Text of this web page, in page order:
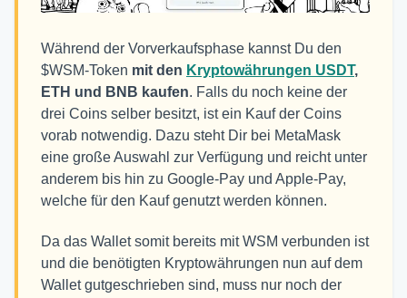
Während der Vorverkaufsphase kannst Du den
$WSM-Token mit den Kryptowährungen USDT,
ETH und BNB kaufen. Falls du noch keine der
drei Coins selber besitzt, ist ein Kauf der Coins
vorab notwendig. Dazu steht Dir bei MetaMask
eine große Auswahl zur Verfügung und reicht unter
anderem bis hin zu Google-Pay und Apple-Pay,
welche für den Kauf genutzt werden können.
Da das Wallet somit bereits mit WSM verbunden ist
und die benötigten Kryptowährungen nun auf dem
Wallet gutgeschrieben sind, muss nur noch der